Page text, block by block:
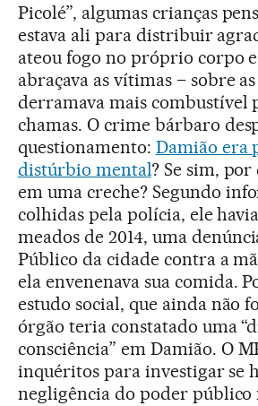
Picolé”, algumas crianças
estava ali para distribuir
ateou fogo no próprio corpo
abraçava as vítimas – sobre
derramava mais combustível
chamas. O crime bárbaro
questionamento: Damião era
distúrbio mental? Se sim,
em uma creche? Segundo
colhidas pela polícia, ele
meados de 2014, uma
Público da cidade contra a
ela envenenava sua comida.
estudo social, que ainda não
órgão teria constatado uma
consciência” em Damião. O
inquéritos para investigar se
negligência do poder público